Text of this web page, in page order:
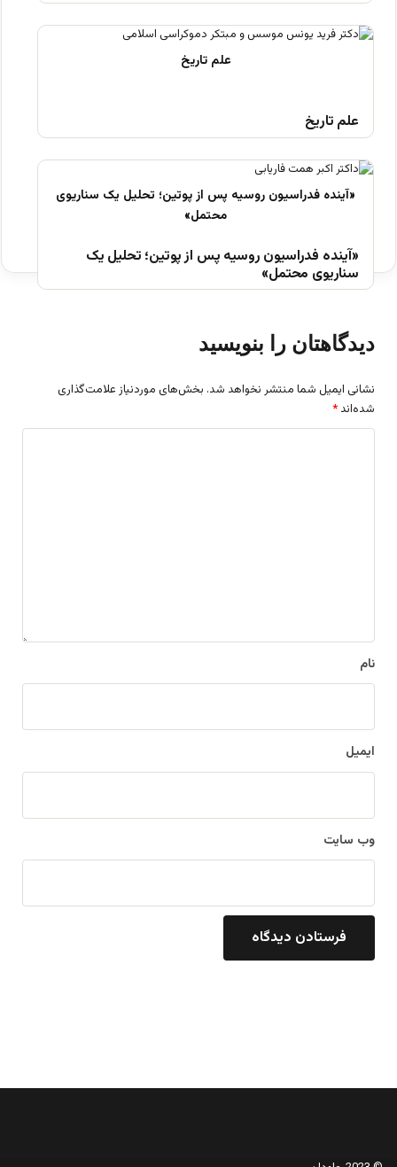
علم تاریخ
«آینده فدراسیون روسیه پس از پوتین؛ تحلیل یک
سناریوی محتمل»
دیدگاهتان را بنویسید
نشانی ایمیل شما منتشر نخواهد شد. بخش‌های موردنیاز علامت‌گذاری
شده‌اند *
نام
ایمیل
وب‌ سایت